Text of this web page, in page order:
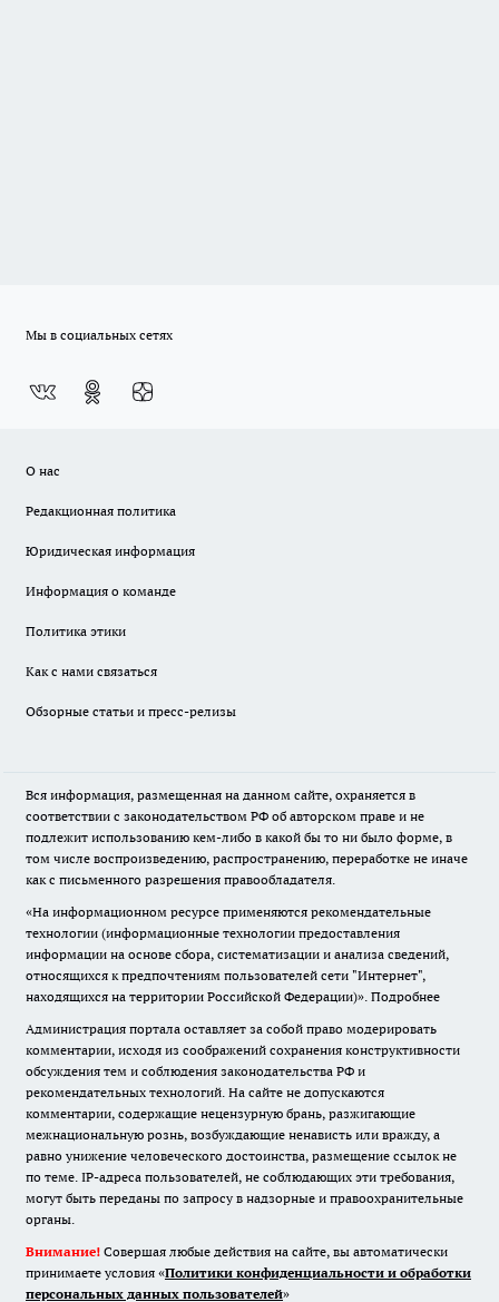
Мы в социальных сетях
О нас
Редакционная политика
Юридическая информация
Информация о команде
Политика этики
Как с нами связаться
Обзорные статьи и пресс-релизы
Вся информация, размещенная на данном сайте, охраняется в
соответствии с законодательством РФ об авторском праве и не
подлежит использованию кем-либо в какой бы то ни было форме, в
том числе воспроизведению, распространению, переработке не иначе
как с письменного разрешения правообладателя.
«На информационном ресурсе применяются рекомендательные
технологии (информационные технологии предоставления
информации на основе сбора, систематизации и анализа сведений,
относящихся к предпочтениям пользователей сети "Интернет",
находящихся на территории Российской Федерации)». Подробнее
Администрация портала оставляет за собой право модерировать
комментарии, исходя из соображений сохранения конструктивности
обсуждения тем и соблюдения законодательства РФ и
рекомендательных технологий. На сайте не допускаются
комментарии, содержащие нецензурную брань, разжигающие
межнациональную рознь, возбуждающие ненависть или вражду, а
равно унижение человеческого достоинства, размещение ссылок не
по теме. IP-адреса пользователей, не соблюдающих эти требования,
могут быть переданы по запросу в надзорные и правоохранительные
органы.
Внимание! Совершая любые действия на сайте, вы автоматически
принимаете условия «Политики конфиденциальности и обработки
персональных данных пользователей»